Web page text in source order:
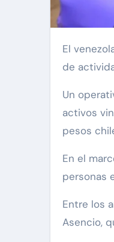
El venezolano habría sido parte de un esquema financiero utilizado para canalizar fondos provenientes
de
Un
activos
pesos
En el
personas
Entre los
Asencio,